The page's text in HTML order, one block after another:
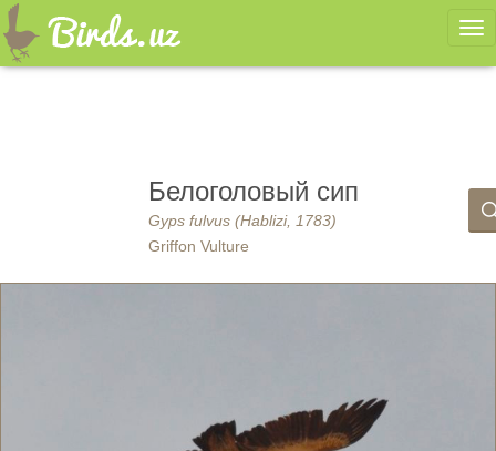
Белоголовый сип
Gyps fulvus (Hablizi, 1783)
Griffon Vulture